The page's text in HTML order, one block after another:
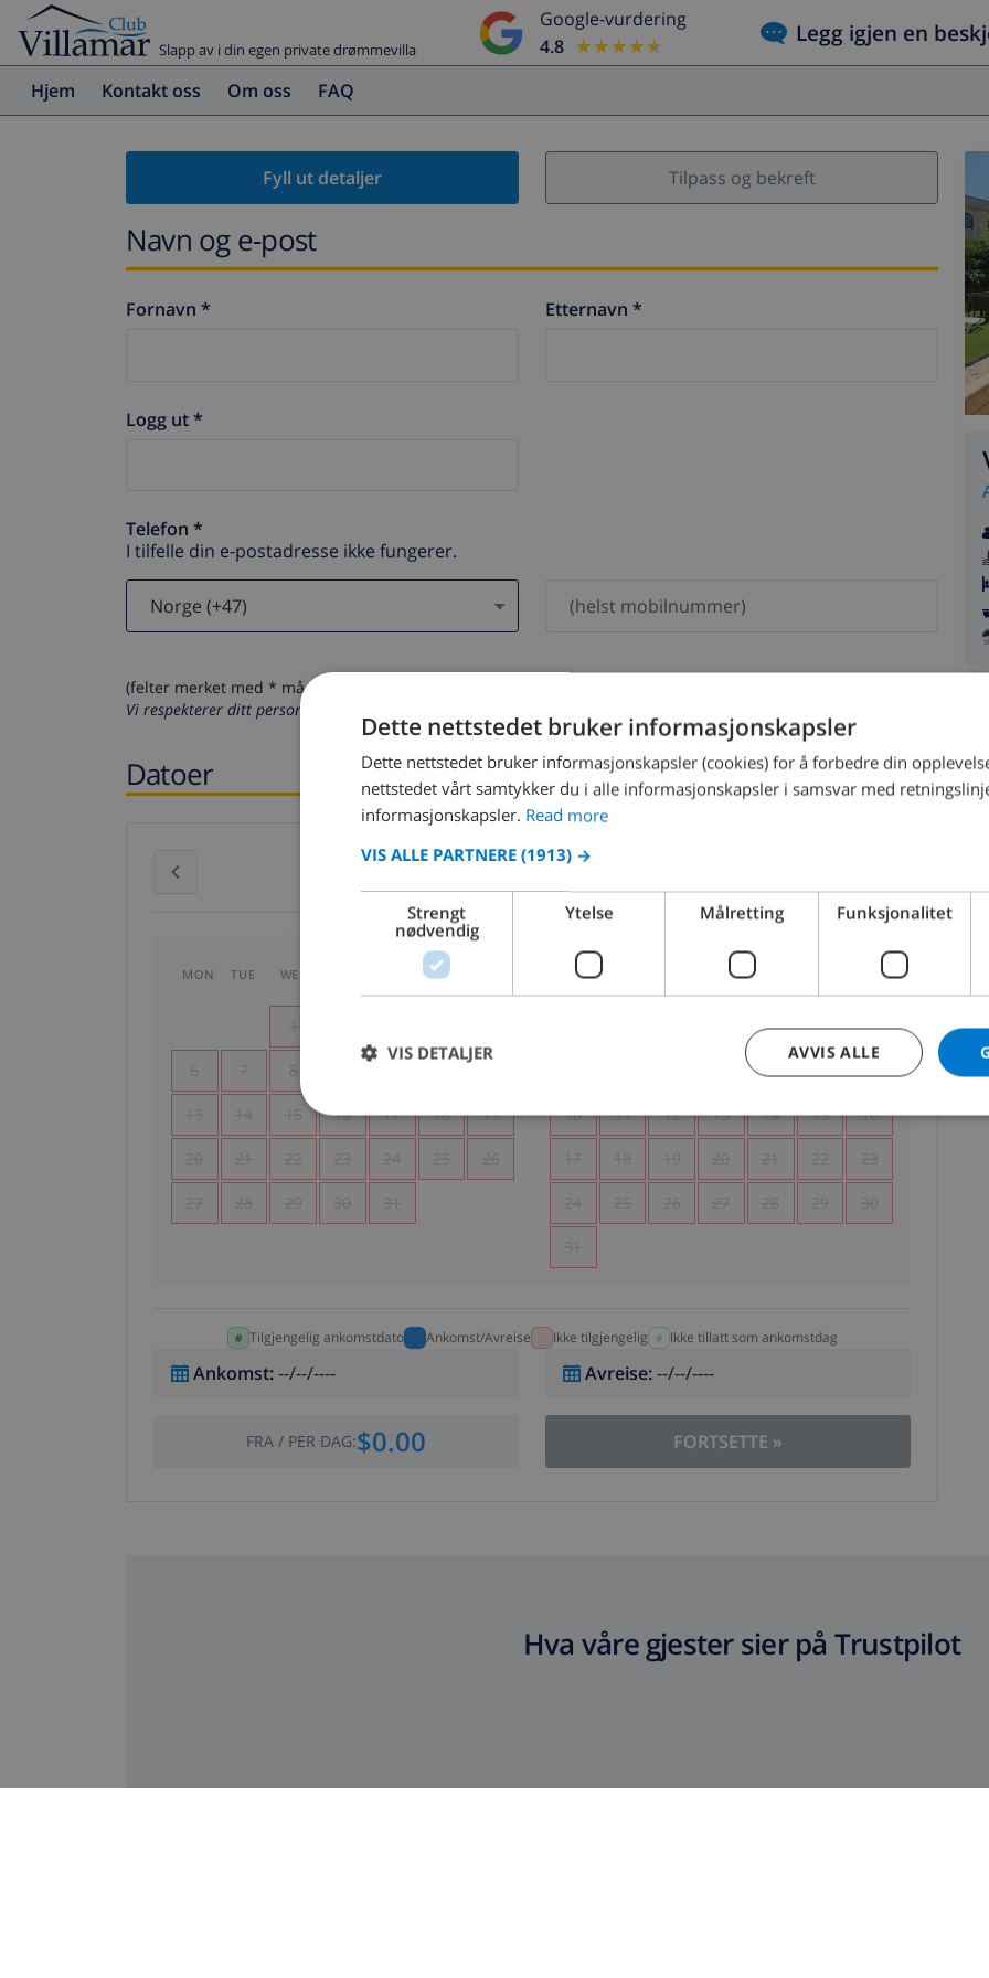
Slapp av i din egen private drømmevilla
Google-vurdering
4.8
★★★★★
★★★★★ Legg igjen en
Hjem Kontakt oss Om oss FAQ
Fyll ut detaljer Tilpass og bekreft
Navn og e-post
Fornavn * Etternavn *
Logg ut *
Telefon *
I tilfelle din e-postadresse ikke fungerer.
(felter merket med * må fylles ut)
Vi respekterer ditt personvern. Dine personalia vil aldri bli delt med andre.
Datoer
MON TUE WED SAT
1
6 7 8
13 14 15 16 17 18 19
20 21 22 23 24 25 26
27 28 29 30 31
MON THU SUN
1 2
7 8 9
10 11 12 13 14 15 16
17 18 19 20 21 22 23
24 25 26 27 28 29 30
31
Tilgjengelig ankomstdato Ankomst/Avreise Ikke tilgjengelig Ikke tillatt som ankomstdag
Ankomst:--/--/---- Avreise:--/--/----
FRA / PER DAG:$0.00 FORTSETTE »
Hva våre gjester sier på Trustpilot
Dette nettstedet bruker informasjonskapsler
Dette nettstedet bruker informasjonskapsler (cookies) for å forbedre din
nettstedet vårt samtykker du i alle informasjonskapsler i samsvar med
informasjonskapsler. Read more
VIS ALLE PARTNERE (1913) →
Strengt
nødvendig
Ytelse Målretting Funksjonalitet
AVVIS ALLE
VIS DETALJER